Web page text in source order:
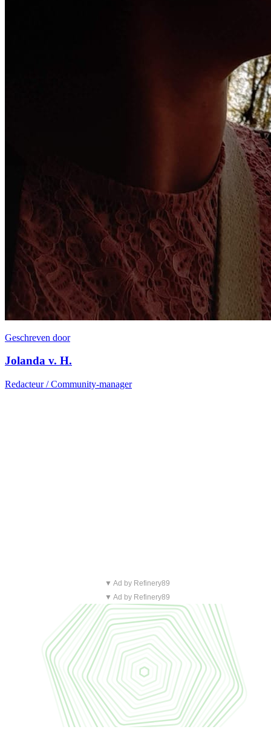
Geschreven door
Jolanda v. H.
Redacteur / Community-manager
▼ Ad by Refinery89
▼ Ad by Refinery89